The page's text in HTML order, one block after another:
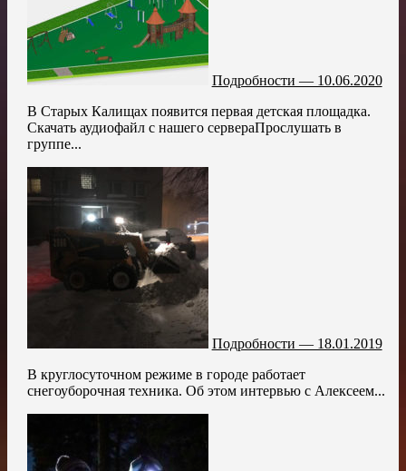
Подробности — 10.06.2020
В Старых Калищах появится первая детская площадка.
Скачать аудиофайл с нашего сервераПрослушать в
группе...
Подробности — 18.01.2019
В круглосуточном режиме в городе работает
снегоуборочная техника. Об этом интервью с Алексеем...